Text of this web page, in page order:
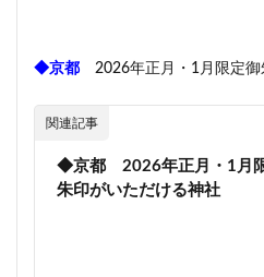
◆京都 2026年正月・1月限定御
関連記事
◆京都 2026年正月・1月
朱印がいただける神社